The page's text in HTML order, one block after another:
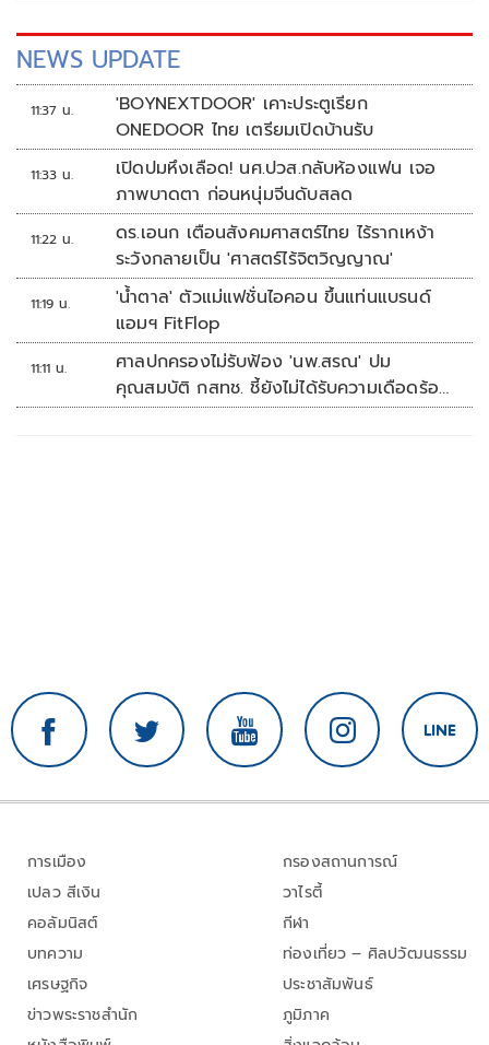
NEWS UPDATE
11:37 น.
'BOYNEXTDOOR' เคาะประตูเรียก
ONEDOOR ไทย เตรียมเปิดบ้านรับ
11:33 น.
เปิดปมหึงเลือด! นศ.ปวส.กลับห้องแฟน เจอ
ภาพบาดตา ก่อนหนุ่มจีนดับสลด
11:22 น.
ดร.เอนก เตือนสังคมศาสตร์ไทย ไร้รากเหง้า
ระวังกลายเป็น 'ศาสตร์ไร้จิตวิญญาณ'
11:19 น.
'น้ำตาล' ตัวแม่แฟชั่นไอคอน ขึ้นแท่นแบรนด์
แอมฯ FitFlop
11:11 น.
ศาลปกครองไม่รับฟ้อง 'นพ.สรณ' ปม
คุณสมบัติ กสทช. ชี้ยังไม่ได้รับความเดือดร้อน
เสียหาย
การเมือง
เปลว สีเงิน
คอลัมนิสต์
บทความ
เศรษฐกิจ
ข่าวพระราชสำนัก
กรองสถานการณ์
วาไรตี้
กีฬา
ท่องเที่ยว – ศิลปวัฒนธรรม
ประชาสัมพันธ์
ภูมิภาค